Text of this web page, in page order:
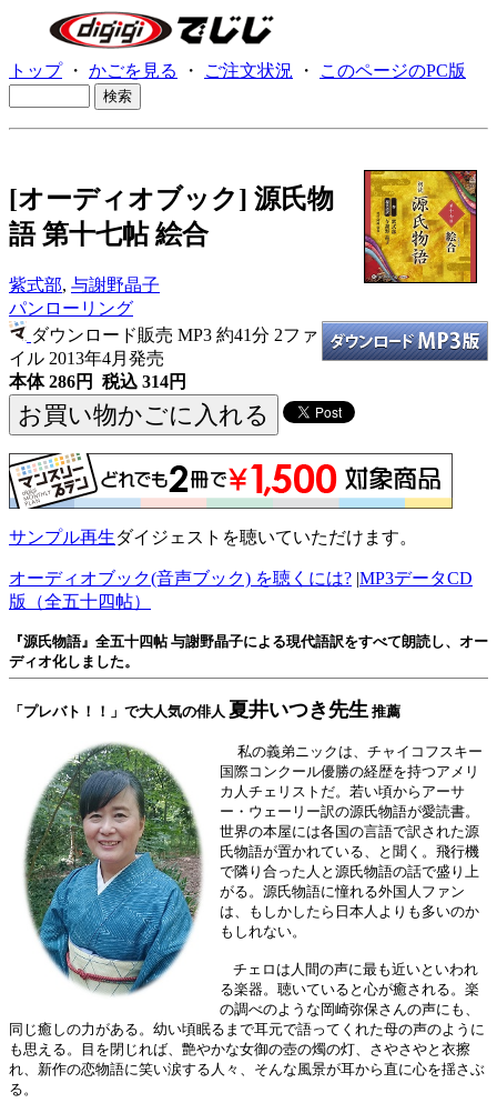
トップ・ かごを見る ・ ご注文状況 ・ このページのPC版
[オーディオブック] 源氏物
語 第十七帖 絵合
紫式部, 与謝野晶子
パンローリング
ダウンロード販売 MP3 約41分 2ファ
イル 2013年4月発売
本体 286円 税込 314円
サンプル再生ダイジェストを聴いていただけます。
オーディオブック(音声ブック) を聴くには? |MP3データCD
版（全五十四帖）
『源氏物語』全五十四帖 与謝野晶子による現代語訳をすべて朗読し、オー
ディオ化しました。
「プレバト！！」で大人気の俳人 夏井いつき先生 推薦
私の義弟ニックは、チャイコフスキー
国際コンクール優勝の経歴を持つアメリ
カ人チェリストだ。若い頃からアーサ
ー・ウェーリー訳の源氏物語が愛読書。
世界の本屋には各国の言語で訳された源
氏物語が置かれている、と聞く。飛行機
で隣り合った人と源氏物語の話で盛り上
がる。源氏物語に憧れる外国人ファン
は、もしかしたら日本人よりも多いのか
もしれない。
チェロは人間の声に最も近いといわれ
る楽器。聴いていると心が癒される。楽
の調べのような岡崎弥保さんの声にも、
同じ癒しの力がある。幼い頃眠るまで耳元で語ってくれた母の声のように
も思える。目を閉じれば、艶やかな女御の壺の燭の灯、さやさやと衣擦
れ、新作の恋物語に笑い涙する人々、そんな風景が耳から直に心を揺さぶ
る。